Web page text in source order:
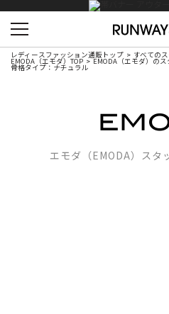
レディースファッション通販トップ すべての
EMODA（エモダ）TOP EMODA（エモダ）の
骨格タイプ：ナチュラル
エモダ（EMODA）スタ